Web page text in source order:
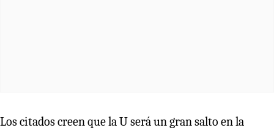
Los citados creen que la U será un gran salto en la